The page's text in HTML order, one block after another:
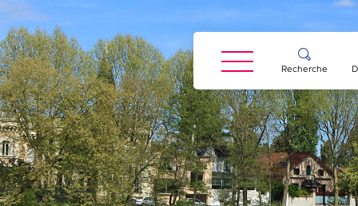
Recherche
Panneau de gestion des cookies